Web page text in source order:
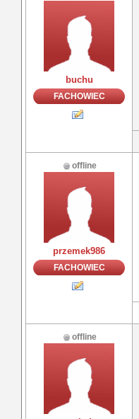
buchu
FACHOWIEC
offline
przemek986
FACHOWIEC
offline